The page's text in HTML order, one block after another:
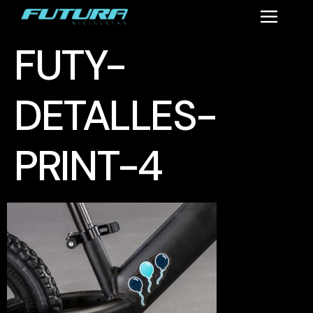
FUTY-
DETALLES-
PRINT-4